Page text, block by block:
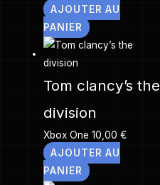
AJOUTER AU
PANIER
Tom clancy’s the
division
Xbox One10,00€
AJOUTER AU
PANIER